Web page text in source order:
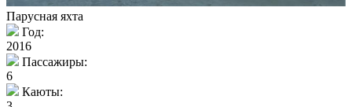
Парусная яхта
Год:
2016
Пассажиры:
6
Каюты: